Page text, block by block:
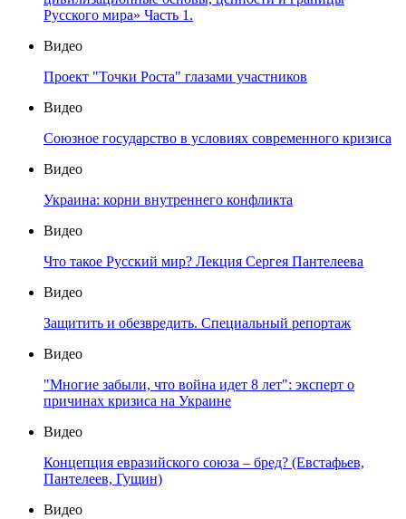
Русского мира» Часть 1.
Видео
Проект "Точки Роста" глазами участников
Видео
Союзное государство в условиях современного кризиса
Видео
Украина: корни внутреннего конфликта
Видео
Что такое Русский мир? Лекция Сергея Пантелеева
Видео
Защитить и обезвредить. Специальный репортаж
Видео
"Многие забыли, что война идет 8 лет": эксперт о
причинах кризиса на Украине
Видео
Концепция евразийского союза – бред? (Евстафьев,
Пантелеев, Гущин)
Видео